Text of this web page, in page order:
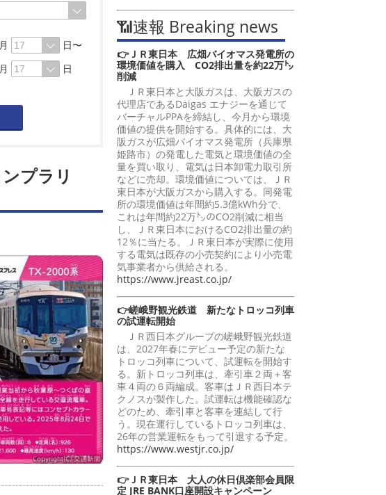
月
日〜
月 日
プラリ
📶速報 Breaking news
👉ＪＲ東日本 広畑バイオマス発電所の
環境価値を購入 CO2排出量を約22万㌧
削減
ＪＲ東日本と大阪ガスは、大阪ガスの
代理店であるDaigas エナジーを通じて
バーチャルPPAを締結し、今月から環境
価値の提供を開始する。具体的には、大
阪ガスが広畑バイオマス発電所（兵庫県
姫路市）の発電した電気と環境価値の全
量を買い取り、電気は日本卸電力取引所
などに売却。環境価値については、ＪＲ
東日本が大阪ガスから購入する。同発電
所の環境価値は年間約5.3億kWh分で、
これは年間約22万㌧のCO2削減に相当
し、ＪＲ東日本におけるCO2排出量の約
12％に当たる。ＪＲ東日本が実際に使用
する電気は既存の小売契約により小売電
気事業者から供給される。
https://www.jreast.co.jp/
👉嵯峨野観光鉄道 新たなトロッコ列車
の試運転開始
ＪＲ西日本グループの嵯峨野観光鉄道
は、2027年春にデビュー予定の新たな
トロッコ列車について、試運転を開始す
る。新トロッコ列車は、牽引車２両＋客
車４両の６両編成。客車はＪＲ西日本テ
クノスが製作した。試運転は機能確認な
どのため、牽引車と客車を連結して行
う。現在運行しているトロッコ列車は、
26年の営業運転をもって引退する予定。
https://www.westjr.co.jp/
👉ＪＲ東日本 大人の休日倶楽部会員限
定 JRE BANK口座開設キャンペーン